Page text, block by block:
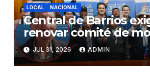
LOCAL NACIONAL
Central de Barrios
renovar comité de
del PIAA por
conflictos de interés y
retrasos
JUL 31, 2026 ADMIN